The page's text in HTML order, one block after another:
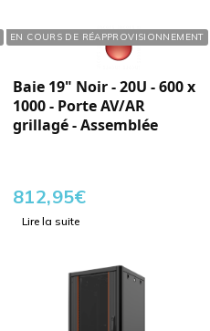
EN COURS DE RÉAPPROVISIONNEMENT
Réf. : 760202
Baie 19" Noir - 20U - 600 x
1000 - Porte AV/AR
grillagé - Assemblée
812,95€
Lire la suite